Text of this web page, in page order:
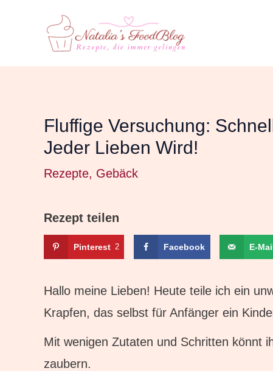
Fluffige Versuchung:
Jeder Lieben Wird!
Rezepte, Gebäck
Rezept teilen
Pinterest 2 Facebook E-
Hallo meine Lieben! Heute teile ich ein
Krapfen, das selbst für Anfänger ein
Mit wenigen Zutaten und Schritten könnt
zaubern.